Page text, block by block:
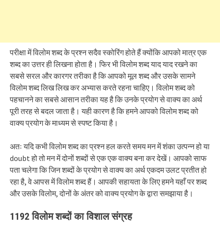
परीक्षा में विलोम शब्द के प्रश्न सदैव स्कोरिंग होते हैं क्योंकि आपको मात्र एक
शब्द का उत्तर ही लिखना होता है। फिर भी विलोम शब्द याद याद रखने का
सबसे सरल और कारगर तरीका है कि आपको मूल शब्द और उसके सामने
विलोम शब्द लिख लिख कर अभ्यास करते रहना चाहिए। विलोम शब्द को
पहचानने का सबसे आसान तरीका यह है कि उनके प्रयोग से वाक्य का अर्थ
पूरी तरह से बदल जाता है। यही कारण है कि हमने आपको विलोम शब्द को
वाक्य प्रयोग के माध्यम से स्पष्ट किया है।
अतः यदि कभी विलोम शब्द का प्रश्न हल करते समय मन में शंका उत्पन्न हो या
doubt हो तो मन में दोनों शब्दों से एक एक वाक्य बना कर देखें। आपको साफ
पता चलेगा कि जिन शब्दों के प्रयोग से वाक्य का अर्थ एकदम उलट प्रतीत हो
रहा है, वे आपस में विलोम शब्द हैं। आपकी सहायता के लिए हमने यहाँ पर शब्द
और उसके विलोम, दोनों के अंतर को वाक्य प्रयोग के द्वारा समझाया है।
1192 विलोम शब्दों का विशाल संग्रह